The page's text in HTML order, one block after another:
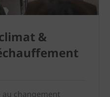
&
changement